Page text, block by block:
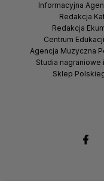
Informacyjna
Redakcja
Redakcja
Centrum
Agencja Muzyczna
Studia
Sklep